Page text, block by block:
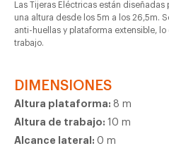
Las Tijeras Eléctricas están
una altura desde los 5m a los 26,5m.
anti-huellas y plataforma extensible,
trabajo.
DIMENSIONES
Altura plataforma: 8 m
Altura de trabajo: 10 m
Alcance lateral: 0 m